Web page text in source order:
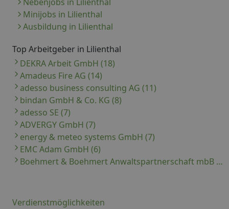
Minijobs in Lilienthal
Ausbildung in Lilienthal
Top Arbeitgeber in Lilienthal
DEKRA Arbeit GmbH (18)
Amadeus Fire AG (14)
adesso business consulting AG (11)
bindan GmbH & Co. KG (8)
adesso SE (7)
ADVERGY GmbH (7)
energy & meteo systems GmbH (7)
EMC Adam GmbH (6)
Boehmert & Boehmert Anwaltspartnerschaft mbB (5)
Verdienstmöglichkeiten